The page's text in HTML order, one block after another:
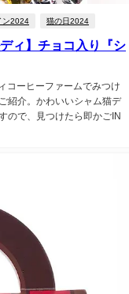
ン2024 猫の日2024
ィ】チョコ入り『シ
コーヒーファームでみつけ
紹介。かわいいシャム猫デ
ので、見つけたら即かごIN